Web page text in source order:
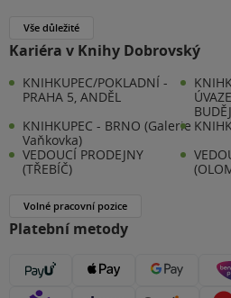
Vše důležité
Kariéra v Knihy Dobrovský
KNIHKUPEC/POKLADNÍ -
PRAHA 5, ANDĚL
KNIHKUPEC - BRNO (Galerie
Vaňkovka)
VEDOUCÍ PRODEJNY
(TŘEBÍČ)
Volné pracovní pozice
Platební metody